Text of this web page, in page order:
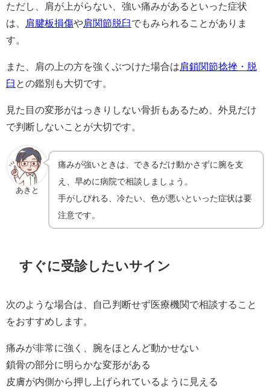
ただし、肩が上がらない、強い痛みがあるといった症状
は、
肩腱板損傷や肩関節脱臼でもみられることがありま
す。
また、肩の上の方を強くぶつけた場合は肩鎖関節捻挫・脱
臼 との鑑別も大切です。
見た目の変形がはっきりしない骨折もあるため、外見だけ
で判断しないことが大切です。
あきと
痛みが強いときは、できるだけ動かさずに腕を支
え、早めに病院で相談しましょう。
手がしびれる、冷たい、色が悪いといった症状は要
注意です。
すぐに受診したいサイン
次のような場合は、自己判断せず医療機関で相談すること
をおすすめします。
痛みが非常に強く、腕をほとんど動かせない
鎖骨の部分に明らかな変形がある
皮膚が内側から押し上げられているように見える